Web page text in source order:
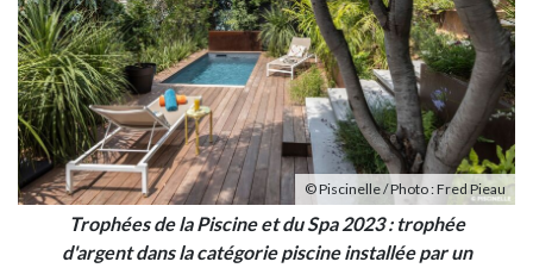
© Piscinelle / Photo : Fred Pieau
Trophées de la Piscine et du Spa 2023 : trophée
d'argent dans la catégorie piscine installée par un